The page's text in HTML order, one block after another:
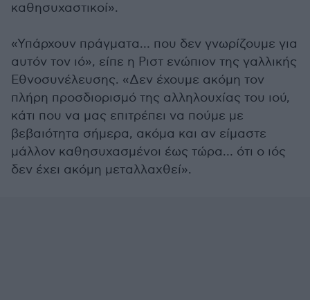
καθησυχαστικοί».
«Υπάρχουν πράγματα… που δεν γνωρίζουμε για
αυτόν τον ιό», είπε η Ριστ ενώπιον της γαλλικής
Εθνοσυνέλευσης. «Δεν έχουμε ακόμη τον
πλήρη προσδιορισμό της αλληλουχίας του ιού,
κάτι που να μας επιτρέπει να πούμε με
βεβαιότητα σήμερα, ακόμα και αν είμαστε
μάλλον καθησυχασμένοι έως τώρα… ότι ο ιός
δεν έχει ακόμη μεταλλαχθεί».